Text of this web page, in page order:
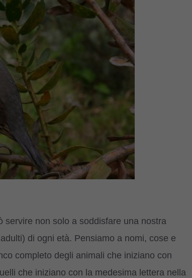
non solo a soddisfare una nostra
di ogni età. Pensiamo a nomi, cose e
completo degli animali che iniziano con
che iniziano con la medesima lettera nella